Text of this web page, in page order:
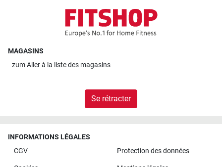
MAGASINS
zumAller à la liste des magasins
Se rétracter
INFORMATIONS LÉGALES
CGV
Protection des données